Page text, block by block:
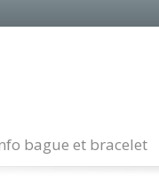
bague et bracelet